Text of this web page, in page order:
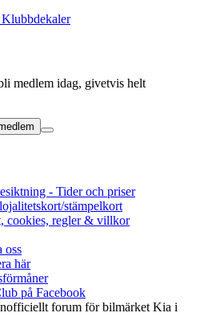
medlem idag, givetvis helt
- Tider och priser
stämpelkort
cookies, regler & villkor
oss
här
på Facebook
forum för bilmärket Kia i